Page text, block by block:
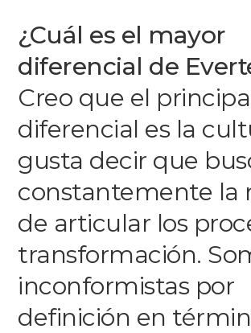
¿Cuál es el mayor
diferencial de
Creo que el
diferencial es la
gusta decir que
constantemente la
de articular los
transformación.
inconformistas por
definición en